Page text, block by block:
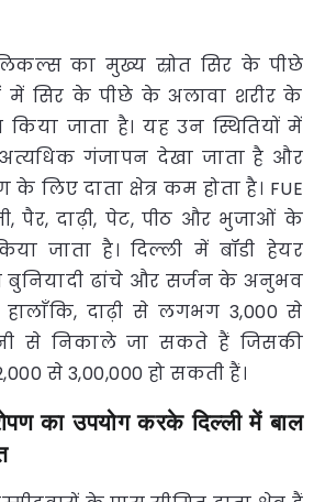
का मुख्य स्रोत सिर के पीछे
में सिर के पीछे के अलावा शरीर के
किया जाता है। यह उन स्थितियों में
अत्यधिक गंजापन देखा जाता है और
लिए दाता क्षेत्र कम होता है। FUE
पैर, दाढ़ी, पेट, पीठ और भुजाओं के
जाता है। दिल्ली में बॉडी हेयर
बुनियादी ढांचे और सर्जन के अनुभव
हालाँकि, दाढ़ी से लगभग 3,000 से
से निकाले जा सकते हैं जिसकी
से 3,00,000 हो सकती हैं।
का उपयोग करके दिल्ली में बाल